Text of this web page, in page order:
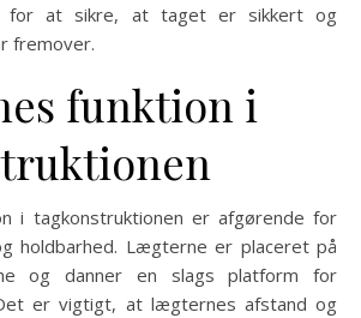
for at sikre, at taget er sikkert og
fremover.
funktion i
i tagkonstruktionen er afgørende for
holdbarhed. Lægterne er placeret på
og danner en slags platform for
er vigtigt, at lægternes afstand og